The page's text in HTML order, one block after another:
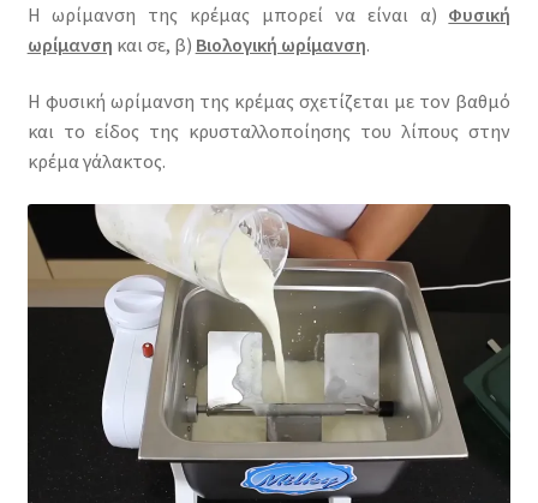
Η ωρίμανση της κρέμας μπορεί να είναι α) Φυσική
ωρίμανση και σε, β) Βιολογική ωρίμανση.
Η φυσική ωρίμανση της κρέμας σχετίζεται με τον βαθμό
και το είδος της κρυσταλλοποίησης του λίπους στην
κρέμα γάλακτος.